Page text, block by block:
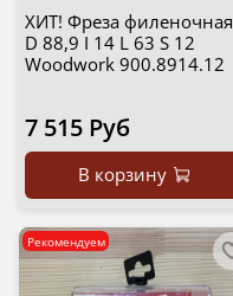
ХИТ! Фреза филеночная
D 88,9 I 14 L 63 S 12
Woodwork 900.8914.12
7 515 Руб
В корзину
Рекомендуем